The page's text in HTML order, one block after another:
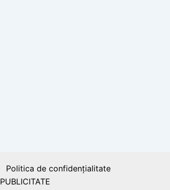
Politica de confidențialitate
PUBLICITATE